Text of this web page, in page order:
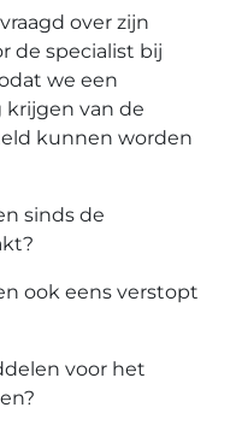
over zijn
de specialist bij
we een
van de
kunnen worden
sinds de
ook eens verstopt
voor het